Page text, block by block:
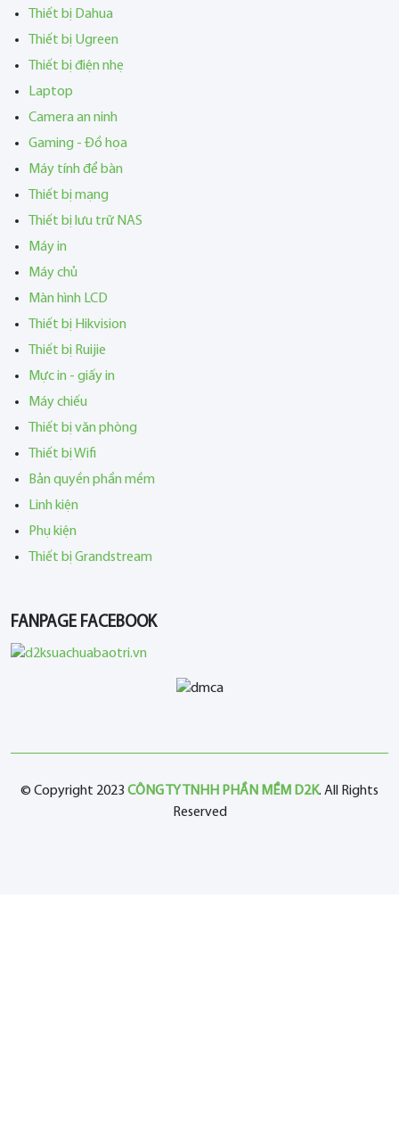
Thiết bị Dahua
Thiết bị Ugreen
Thiết bị điện nhẹ
Laptop
Camera an ninh
Gaming - Đồ họa
Máy tính để bàn
Thiết bị mạng
Thiết bị lưu trữ NAS
Máy in
Máy chủ
Màn hình LCD
Thiết bị Hikvision
Thiết bị Ruijie
Mực in - giấy in
Máy chiếu
Thiết bị văn phòng
Thiết bị Wifi
Bản quyền phần mềm
Linh kiện
Phụ kiện
Thiết bị Grandstream
FANPAGE FACEBOOK
© Copyright 2023 CÔNG TY TNHH PHẦN MỀM D2K. All Rights
Reserved